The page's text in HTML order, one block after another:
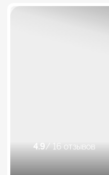
4.9/ 16 отзывов